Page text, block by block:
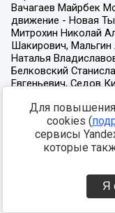
Для повышения
cookies (
сервисы
которые
Я